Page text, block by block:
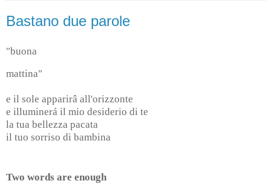
Bastano due parole
"buona
mattina"
e il sole apparirâ all'orizzonte
e illuminerá il mio desiderio di te
la tua bellezza pacata
il tuo sorriso di bambina
Two words are enough